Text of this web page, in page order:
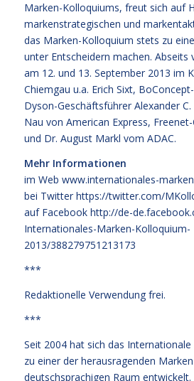
Marken-Kolloquiums, freut sich auf
markenstrategischen und
das Marken-Kolloquium stets zu
unter Entscheidern machen.
am 12. und 13. September 2013 im
Chiemgau u.a. Erich Sixt,
Dyson-Geschäftsführer Alexander
Nau von American Express,
und Dr. August Markl vom ADAC.
Mehr Informationen
im Web www.internationales-
bei Twitter https://twitter.com/
auf Facebook http://de-
Internationales-Marken-Kolloquium-
2013/388279751213173
***
Redaktionelle Verwendung frei.
***
Seit 2004 hat sich das
zu einer der herausragenden
deutschsprachigen Raum